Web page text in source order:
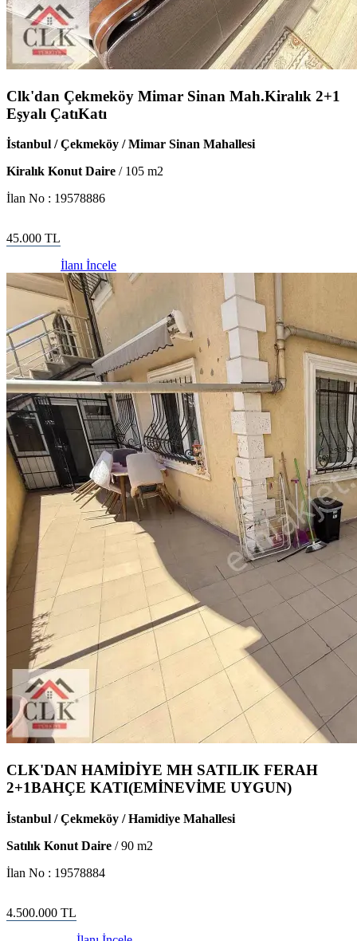
Clk'dan Çekmeköy Mimar Sinan Mah.Kiralık 2+1
Eşyalı ÇatıKatı
İstanbul / Çekmeköy / Mimar Sinan Mahallesi
Kiralık Konut Daire / 105 m2
İlan No : 19578886
45.000 TL
İlanı İncele
CLK'DAN HAMİDİYE MH SATILIK FERAH
2+1BAHÇE KATI(EMİNEVİME UYGUN)
İstanbul / Çekmeköy / Hamidiye Mahallesi
Satılık Konut Daire /90 m2
İlan No : 19578884
4.500.000 TL